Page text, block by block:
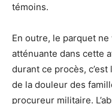
témoins.
En outre, le parquet
atténuante dans cette
durant ce procès,
de la douleur des
procureur militaire.